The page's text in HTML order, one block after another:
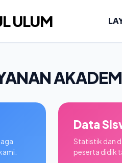
ULUM
Data
Statistik dan
peserta didik